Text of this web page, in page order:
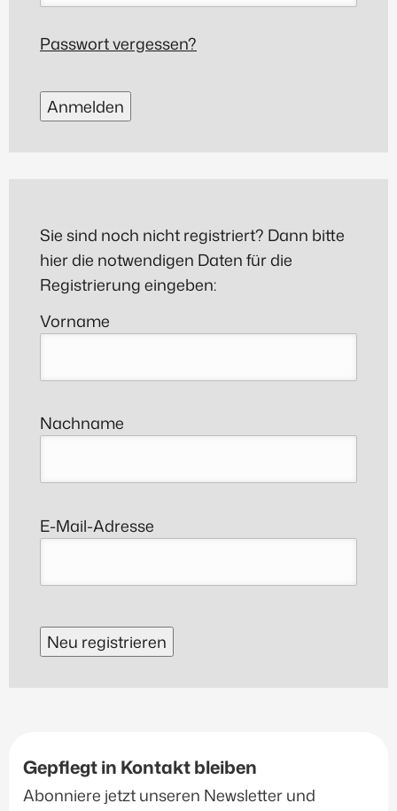
Passwort vergessen?
Anmelden
Sie sind noch nicht registriert? Dann bitte
hier die notwendigen Daten für die
Registrierung eingeben:
Vorname
Nachname
E-Mail-Adresse
Neu registrieren
Gepflegt in Kontakt bleiben
Abonniere jetzt unseren Newsletter und